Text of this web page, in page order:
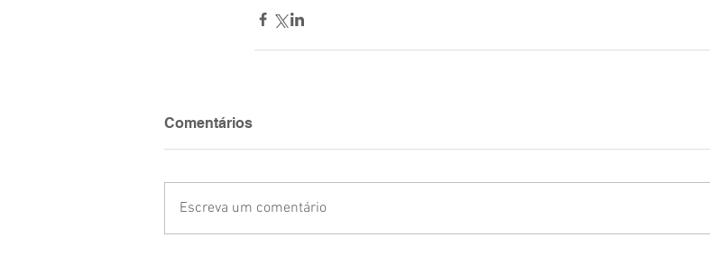
Comentários
Escreva um comentário